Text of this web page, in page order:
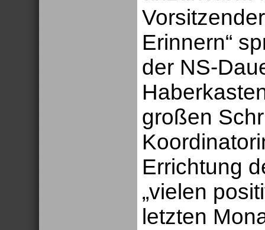
Erinnern“
der NS-
großen
Errichtung
„vielen
letzten